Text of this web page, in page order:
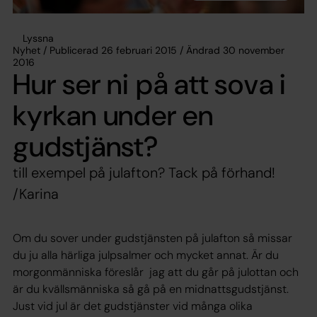
Lyssna
Nyhet / Publicerad 26 februari 2015 / Ändrad 30 november
2016
Hur ser ni på att sova i
kyrkan under en
gudstjänst?
till exempel på julafton? Tack på förhand!
/Karina
Om du sover under gudstjänsten på julafton så missar
du ju alla härliga julpsalmer och mycket annat. Är du
morgonmänniska föreslår jag att du går på julottan och
är du kvällsmänniska så gå på en midnattsgudstjänst.
Just vid jul är det gudstjänster vid många olika